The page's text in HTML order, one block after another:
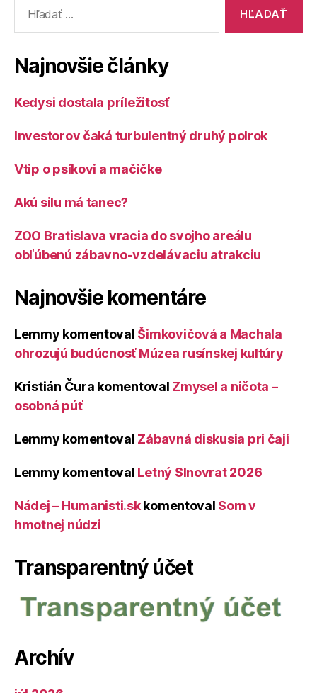
Najnovšie články
Kedysi dostala príležitosť
Investorov čaká turbulentný druhý polrok
Vtip o psíkovi a mačičke
Akú silu má tanec?
ZOO Bratislava vracia do svojho areálu
obľúbenú zábavno-vzdelávaciu atrakciu
Najnovšie komentáre
Lemmy komentoval Šimkovičová a Machala
ohrozujú budúcnosť Múzea rusínskej kultúry
Kristián Čura komentoval Zmysel a ničota –
osobná púť
Lemmy komentoval Zábavná diskusia pri čaji
Lemmy komentoval Letný Slnovrat 2026
Nádej – Humanisti.skkomentoval Som v
hmotnej núdzi
Transparentný účet
Archív